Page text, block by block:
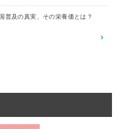
普及の真実、その栄養価とは？